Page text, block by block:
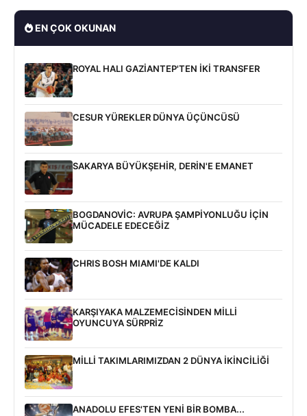
EN ÇOK OKUNAN
ROYAL HALI GAZİANTEP'TEN İKİ TRANSFER
CESUR YÜREKLER DÜNYA ÜÇÜNCÜSÜ
SAKARYA BÜYÜKŞEHİR, DERİN'E EMANET
BOGDANOVİC: AVRUPA ŞAMPİYONLUĞU İÇİN
MÜCADELE EDECEĞİZ
CHRIS BOSH MIAMI'DE KALDI
KARŞIYAKA MALZEMECİSİNDEN MİLLİ
OYUNCUYA SÜRPRİZ
MİLLİ TAKIMLARIMIZDAN 2 DÜNYA İKİNCİLİĞİ
ANADOLU EFES'TEN YENİ BİR BOMBA...